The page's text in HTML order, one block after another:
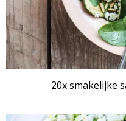
20x smakelijke